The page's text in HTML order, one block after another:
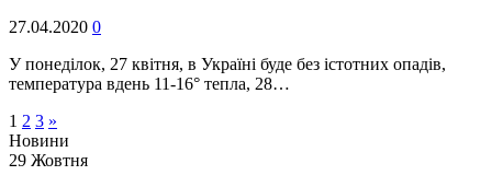
27.04.2020 0
У понеділок, 27 квітня, в Україні буде без істотних опадів,
температура вдень 11-16° тепла, 28…
1 2 3 »
Новини
29 Жовтня